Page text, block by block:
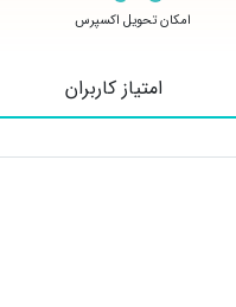
امکان تحویل اکسپرس
امتیاز کاربران